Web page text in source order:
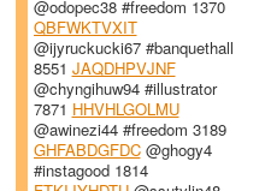
@odopec38 #freedom 1370
QBFWKTVXIT
@ijyruckucki67 #banquethall
8551 JAQDHPVJNF
@chyngihuw94 #illustrator
7871 HHVHLGOLMU
@awinezi44 #freedom 3189
GHFABDGFDC@ghogy4
#instagood 1814